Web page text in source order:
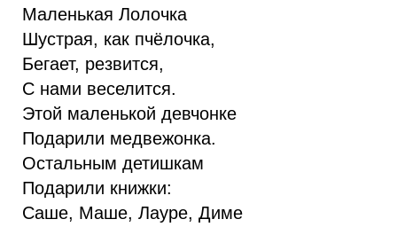
Маленькая Лолочка
Шустрая, как пчёлочка,
Бегает, резвится,
С нами веселится.
Этой маленькой девчонке
Подарили медвежонка.
Остальным детишкам
Подарили книжки:
Саше, Маше, Лауре, Диме